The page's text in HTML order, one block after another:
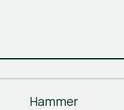
Hammer